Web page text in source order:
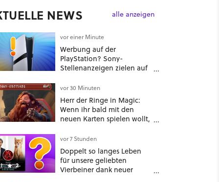
NEWS alle anzeigen
vor einer Minute
Werbung auf der
PlayStation? Sony-
Stellenanzeigen zielen auf
Mobilfunk
vor 30 Minuten
Herr der Ringe in Magic:
Wenn ihr bald mit den
neuen Karten spielen wollt,
Duolingo Zwergisch pauken
2
vor 7 Stunden
Doppelt so langes Leben
für unsere geliebten
Vierbeiner dank neuer